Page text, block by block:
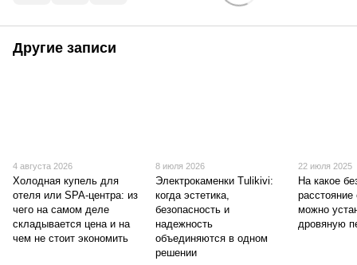
Другие записи
4 августа 2026
Холодная купель для
отеля или SPA-центра: из
чего на самом деле
складывается цена и на
чем не стоит экономить
8 июля 2026
Электрокаменки Tulikivi:
когда эстетика,
безопасность и
надежность
объединяются в одном
решении
22 июля 2025
На какое
расстояние
можно
дровяную